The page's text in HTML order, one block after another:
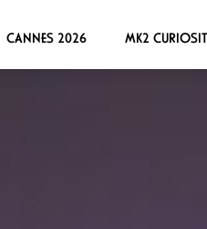
CANNES 2026 MK2